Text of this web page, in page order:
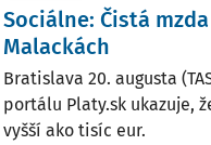
Sociálne: Čistá
Malackách
Bratislava 20. augusta
portálu Platy.sk ukazuje,
vyšší ako tisíc eur.